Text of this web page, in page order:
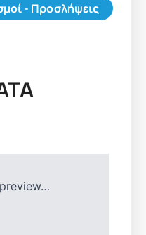
- Προσλήψεις